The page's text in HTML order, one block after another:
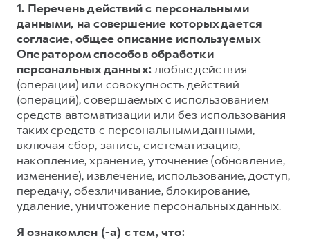
1. Перечень действий с персональными
данными, на совершение которых дается
согласие, общее описание используемых
Оператором способов обработки
персональных данных:любые действия
(операции) или совокупность действий
(операций), совершаемых с использованием
средств автоматизации или без использования
таких средств с персональными данными,
включая сбор, запись, систематизацию,
накопление, хранение, уточнение (обновление,
изменение), извлечение, использование, доступ,
передачу, обезличивание, блокирование,
удаление, уничтожение персональных данных.
Я ознакомлен (-а) с тем, что: